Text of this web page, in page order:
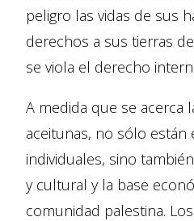
peligro las vidas de sus
derechos a sus tierras
se viola el derecho
A medida que se acerca
aceitunas, no sólo están
individuales, sino
y cultural y la base
comunidad palestina.